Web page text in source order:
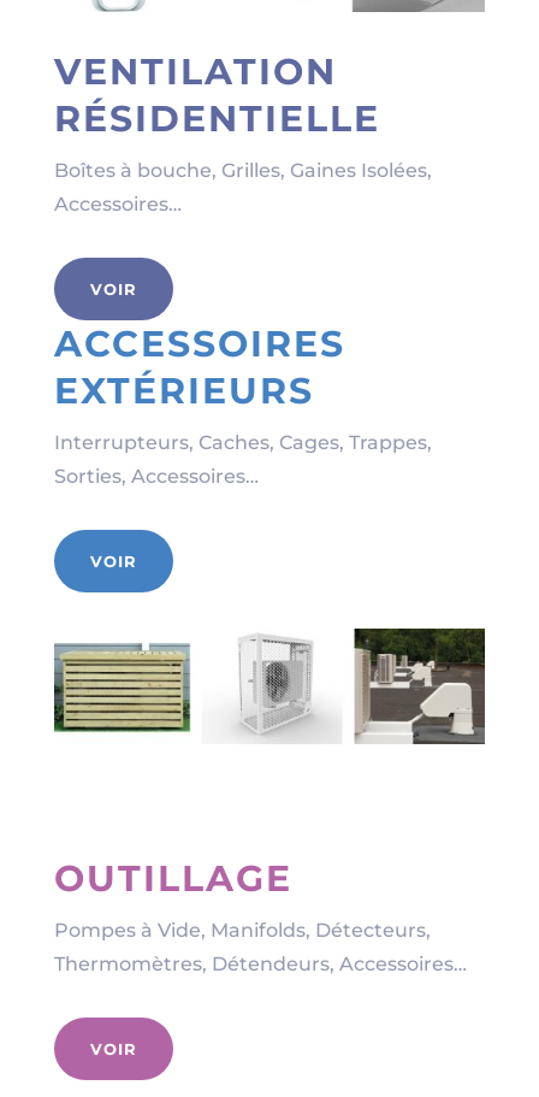
VENTILATION
RÉSIDENTIELLE
Boîtes à bouche, Grilles, Gaines Isolées,
Accessoires…
VOIR
ACCESSOIRES
EXTÉRIEURS
Interrupteurs, Caches, Cages, Trappes,
Sorties, Accessoires…
VOIR
OUTILLAGE
Pompes à Vide, Manifolds, Détecteurs,
Thermomètres, Détendeurs, Accessoires…
VOIR